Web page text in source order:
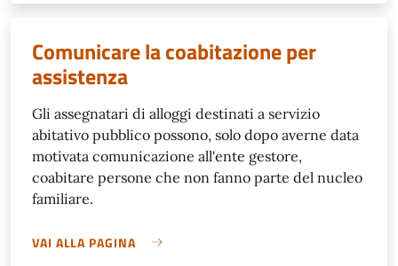
Comunicare la coabitazione per
assistenza
Gli assegnatari di alloggi destinati a servizio
abitativo pubblico possono, solo dopo averne data
motivata comunicazione all'ente gestore,
coabitare persone che non fanno parte del nucleo
familiare.
VAI ALLA PAGINA